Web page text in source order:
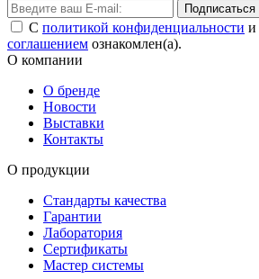
Подписаться
С политикой конфиденциальности и
соглашением ознакомлен(а).
О компании
О бренде
Новости
Выставки
Контакты
О продукции
Стандарты качества
Гарантии
Лаборатория
Сертификаты
Мастер системы